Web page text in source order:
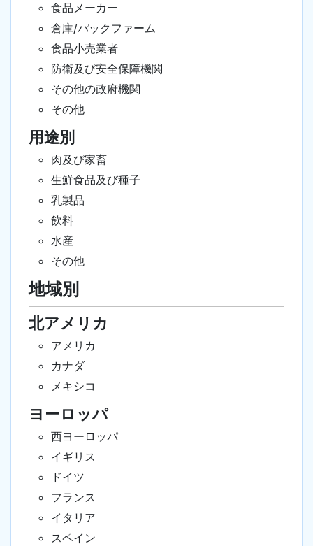
食品メーカー
倉庫/パックファーム
食品小売業者
防衛及び安全保障機関
その他の政府機関
その他
用途別
肉及び家畜
生鮮食品及び種子
乳製品
飲料
水産
その他
地域別
北アメリカ
アメリカ
カナダ
メキシコ
ヨーロッパ
西ヨーロッパ
イギリス
ドイツ
フランス
イタリア
スペイン